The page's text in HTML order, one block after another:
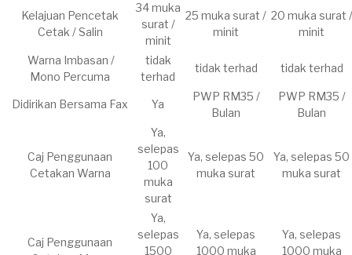
Kelajuan Pencetak
Cetak / Salin
​34 muka
surat /
minit
25 muka surat /
minit
​​20 muka surat /
minit
​Warna Imbasan /
Mono Percuma
​tidak
terhad
​tidak terhad ​tidak terhad
Didirikan Bersama Fax Ya
PWP RM35 /
Bulan
PWP RM35 /
Bulan
Caj Penggunaan
Cetakan Warna
Ya,
selepas
100
muka
surat​
Ya, selepas 50
muka surat
Ya, selepas 50
muka surat
Caj Penggunaan
​Ya​,
selepas
1500
Ya​, selepas
1000 muka
Ya​, selepas
1000 muka